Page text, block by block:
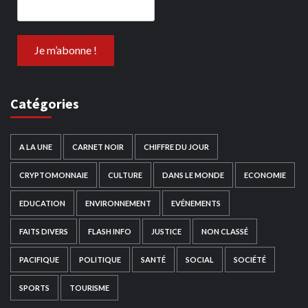
Catégories
A LA UNE CARNET NOIR CHIFFRE DU JOUR
CRYPTOMONNAIE CULTURE DANS LE MONDE ECONOMIE
EDUCATION ENVIRONNEMENT EVÉNEMENTS
FAITS DIVERS FLASH INFO JUSTICE NON CLASSÉ
PACIFIQUE POLITIQUE SANTÉ SOCIAL SOCIÉTÉ
SPORTS TOURISME